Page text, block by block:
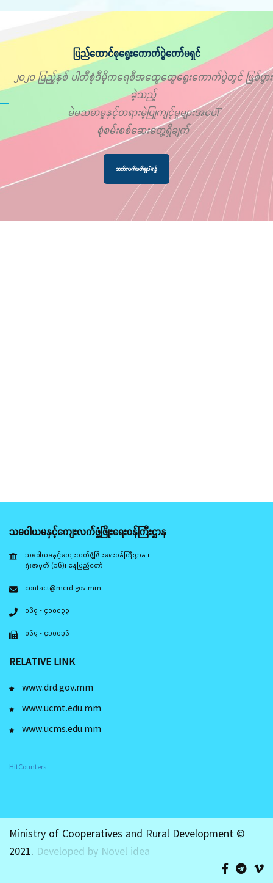
ပြည်ထောင်စုရွေးကောက်ပွဲကော်မရှင်
၂၀၂၀ ပြည့်နှစ် ပါတီစုံဒီမိုကရေစီအထွေထွေရွေးကောက်ပွဲတွင် ဖြစ်ပွား
ခဲ့သည့်
မဲမသမာမှုနှင့်တရားမဲ့ပြုကျင့်မှုများအပေါ်
စုံစမ်းစစ်ဆေးတွေ့ရှိချက်
ဆက်လက်ဖတ်ရှုပါရန်
သမဝါယမနှင့်ကျေးလက်ဖွံ့ဖြိုးရေးဝန်ကြီးဌာန
သမဝါယမနှင့်ကျေးလက်ဖွံ့ဖြိုးရေးဝန်ကြီးဌာန ၊
ရုံးအမှတ် (၁၆)၊ နေပြည်တော်
contact@mcrd.gov.mm
၀၆၇ - ၄၁၀၀၃၃
၀၆၇ - ၄၁၀၀၃၆
RELATIVE LINK
www.drd.gov.mm
www.ucmt.edu.mm
www.ucms.edu.mm
HitCounters
Ministry of Cooperatives and Rural Development ©
2021. Developed by Novel idea